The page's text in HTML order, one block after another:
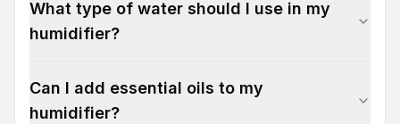
What type of water should I use in my
humidifier?
Can I add essential oils to my
humidifier?